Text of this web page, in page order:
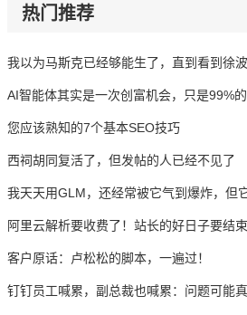
热门推荐
我以为马斯克已经够能生了，直到看到
AI智能体其实是一次创富机会，只是99%
错过了
您应该熟知的7个基本SEO技巧
西祠胡同复活了，但发帖的人已经不见了
我天天用GLM，还经常被它气到爆炸，但
16万亿
阿里云解析要收费了！站长的好日子要结
客户原话：卢松松的脚本，一遍过！
钉钉员工喊累，副总裁也喊累：问题可能